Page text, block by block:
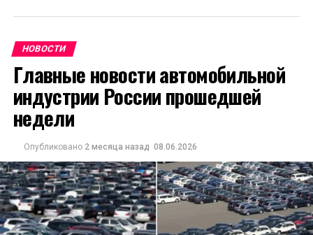
НОВОСТИ
Главные новости автомобильной
индустрии России прошедшей
недели
Опубликовано 2 месяца назад 08.06.2026